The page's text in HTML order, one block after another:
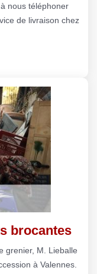
nous téléphoner
de livraison chez
brocantes
grenier, M. Lieballe
à Valennes.